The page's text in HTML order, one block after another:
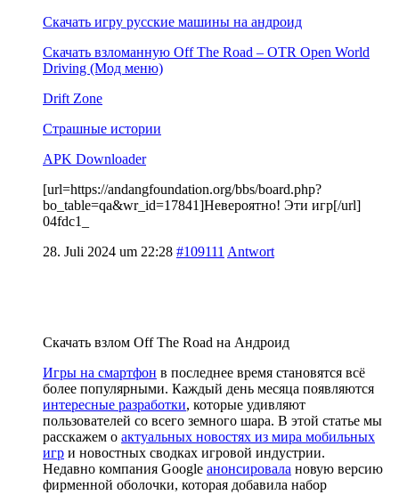
Скачать игру русские машины на андроид
Скачать взломанную Off The Road – OTR Open World
Driving (Мод меню)
Drift Zone
Страшные истории
APK Downloader
[url=https://andangfoundation.org/bbs/board.php?
bo_table=qa&wr_id=17841]Невероятно! Эти игр[/url]
04fdc1_
28. Juli 2024 um 22:28 #109111 Antwort
Скачать взлом Off The Road на Андроид
Игры на смартфон в последнее время становятся всё
более популярными. Каждый день месяца появляются
интересные разработки, которые удивляют
пользователей со всего земного шара. В этой статье мы
расскажем о актуальных новостях из мира мобильных
игр и новостных сводках игровой индустрии.
Недавно компания Google анонсировала новую версию
фирменной оболочки, которая добавила набор